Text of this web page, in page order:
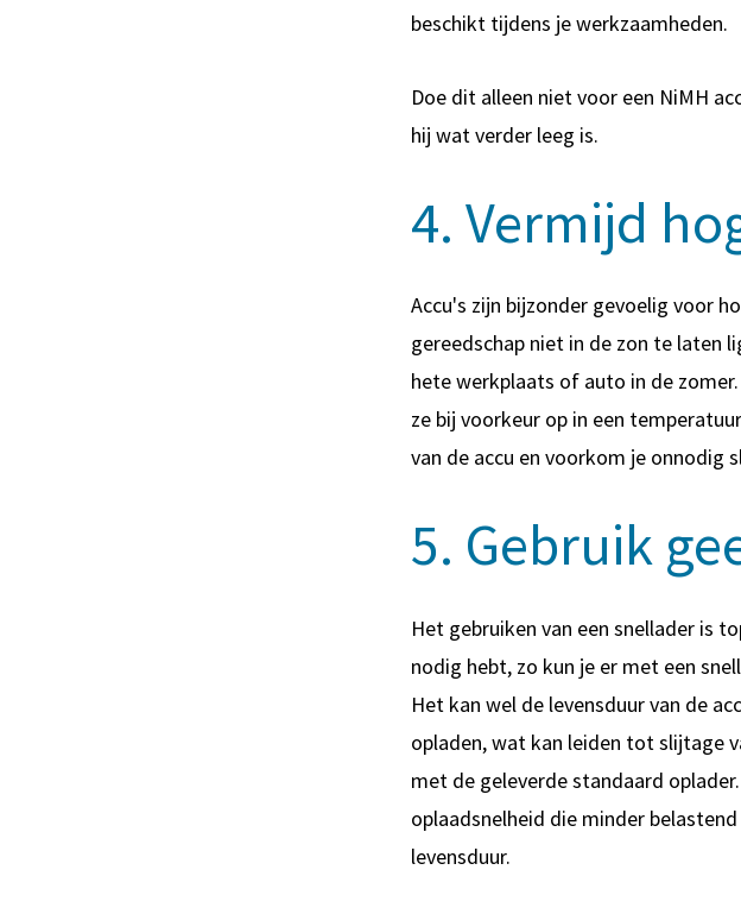
beschikt tijdens je werkzaamheden.
Doe dit alleen niet voor een NiMH
hij wat verder leeg is.
4. Vermijd
Accu's zijn bijzonder gevoelig voor
gereedschap niet in de zon te laten
hete werkplaats of auto in de
ze bij voorkeur op in een
van de accu en voorkom je onnodig
5. Gebruik
Het gebruiken van een snellader is
nodig hebt, zo kun je er met een
Het kan wel de levensduur van de
opladen, wat kan leiden tot slijtage
met de geleverde standaard
oplaadsnelheid die minder
levensduur.